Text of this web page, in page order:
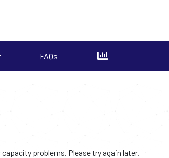
FAQs
problems. Please try again later.